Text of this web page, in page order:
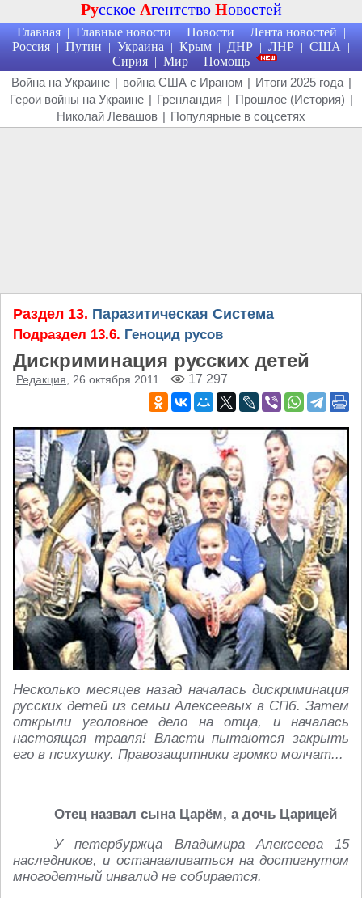
Русское Агентство Новостей
Главная | Главные новости | Новости | Лента новостей |
Россия | Путин | Украина | Крым | ДНР | ЛНР | США |
Сирия | Мир | Помощь
Война на Украине | война США с Ираном | Итоги 2025 года |
Герои войны на Украине | Гренландия | Прошлое (История) |
Николай Левашов | Популярные в соцсетях
Раздел 13. Паразитическая Система
Подраздел 13.6. Геноцид русов
Дискриминация русских детей
Редакция , 26 октября 2011 17 297
Несколько месяцев назад началась дискриминация
русских детей из семьи Алексеевых в СПб. Затем
открыли уголовное дело на отца, и началась
настоящая травля! Власти пытаются закрыть
его в психушку. Правозащитники громко молчат...
Отец назвал сына Царём, а дочь Царицей
У петербуржца Владимира Алексеева 15
наследников, и останавливаться на достигнутом
многодетный инвалид не собирается.